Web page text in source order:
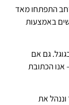
התפתחו מאד
באמצעות
גם אם
אנו הכתובת
וננהל את